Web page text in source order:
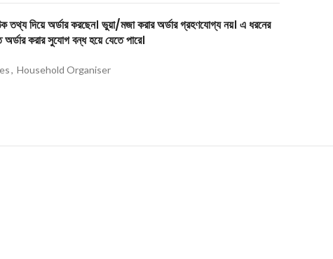
তথ্য দিয়ে অর্ডার করছেন। ভুয়া/মজা করার অর্ডার গ্রহণযোগ্য নয়। এ ধরনের
করার সুযোগ বন্ধ হয়ে যেতে পারে।
, Household Organiser